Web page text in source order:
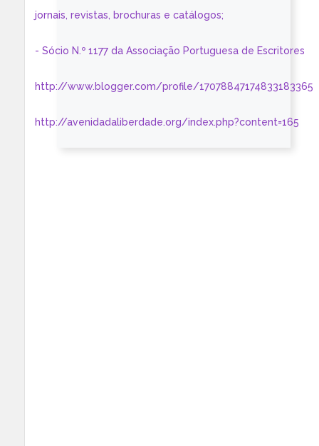
jornais, revistas, brochuras e catálogos;
- Sócio N.º 1177 da Associação Portuguesa de Escritores
http://www.blogger.com/profile/17078847174833183365
http://avenidadaliberdade.org/index.php?content=165